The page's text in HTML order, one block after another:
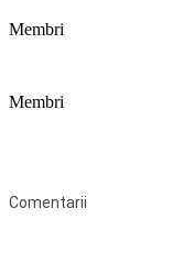
Membri
Membri
Comentarii